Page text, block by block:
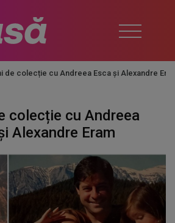
de colecție cu Andreea Esca și Alexandre
colecție cu Andreea
Alexandre Eram